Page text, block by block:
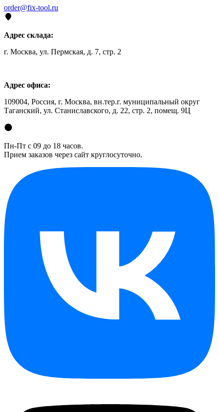
order@fix-tool.ru
Адрес склада:
г. Москва, ул. Пермская, д. 7, стр. 2
Адрес офиса:
109004, Россия, г. Москва, вн.тер.г. муниципальный округ
Таганский, ул. Станиславского, д. 22, стр. 2, помещ. 9Ц
Пн-Пт с 09 до 18 часов.
Прием заказов через сайт круглосуточно.